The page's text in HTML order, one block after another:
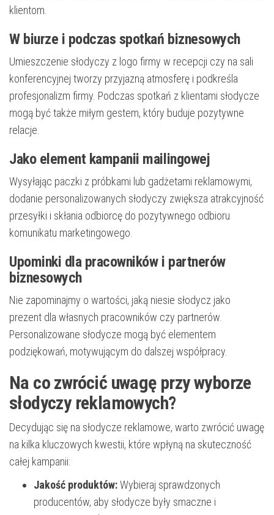
klientom.
W biurze i podczas spotkań biznesowych
Umieszczenie słodyczy z logo firmy w recepcji czy na sali
konferencyjnej tworzy przyjazną atmosferę i podkreśla
profesjonalizm firmy. Podczas spotkań z klientami słodycze
mogą być także miłym gestem, który buduje pozytywne
relacje.
Jako element kampanii mailingowej
Wysyłając paczki z próbkami lub gadżetami reklamowymi,
dodanie personalizowanych słodyczy zwiększa atrakcyjność
przesyłki i skłania odbiorcę do pozytywnego odbioru
komunikatu marketingowego.
Upominki dla pracowników i partnerów
biznesowych
Nie zapominajmy o wartości, jaką niesie słodycz jako
prezent dla własnych pracowników czy partnerów.
Personalizowane słodycze mogą być elementem
podziękowań, motywującym do dalszej współpracy.
Na co zwrócić uwagę przy wyborze
słodyczy reklamowych?
Decydując się na słodycze reklamowe, warto zwrócić uwagę
na kilka kluczowych kwestii, które wpłyną na skuteczność
całej kampanii:
Jakość produktów:Wybieraj sprawdzonych
producentów, aby słodycze były smaczne i